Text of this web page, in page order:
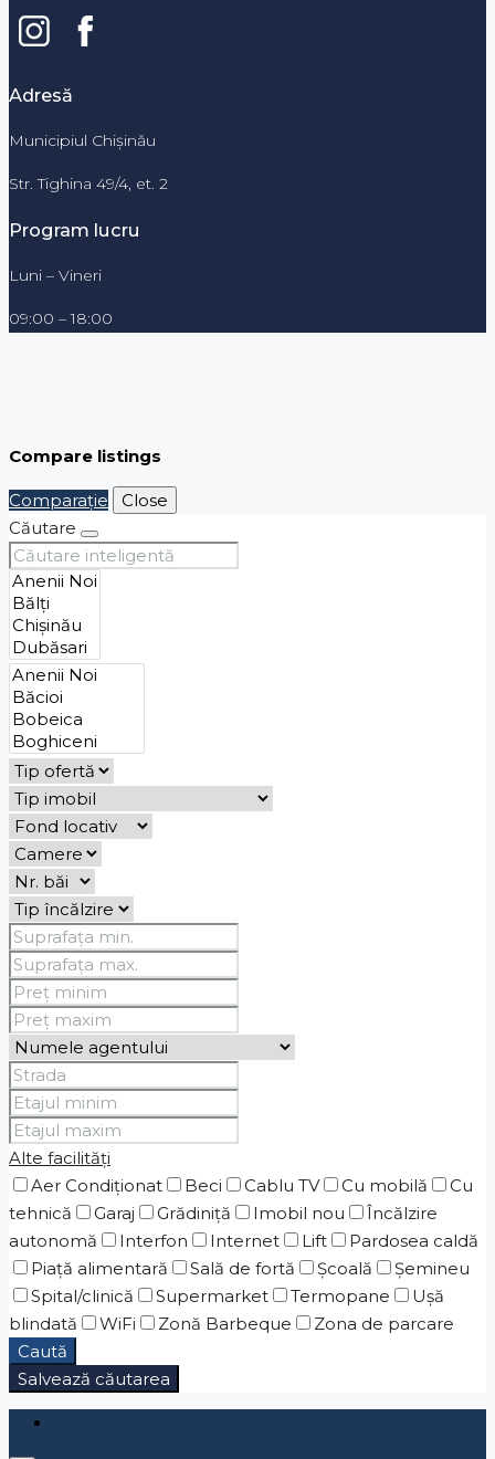
Adresă
Municipiul Chișinău
Str. Tighina 49/4, et. 2
Program lucru
Luni – Vineri
09:00 – 18:00
Compare listings
Comparaţie
Close
Căutare
Alte facilități
Aer Condiționat
Beci Cablu TV Cu mobilă
Cu
tehnică
Garaj Grădiniţă Imobil nou
Încălzire
autonomă
Interfon Internet Lift
Pardosea caldă
Piaţă alimentară
Sală de fortă Școală
Șemineu
Spital/clinică
Supermarket Termopane
Ușă
blindată
WiFi Zonă Barbeque
Zona de parcare
Caută
Salvează căutarea